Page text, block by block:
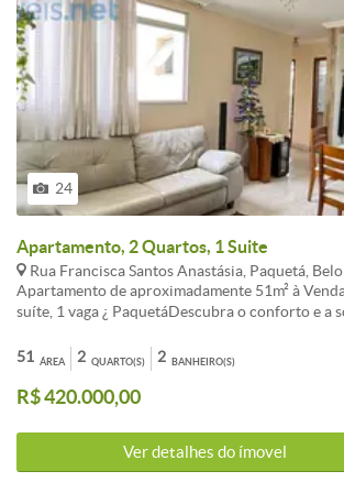
24
Apartamento, 2 Quartos, 1 Suite
Rua Francisca Santos Anastásia, Paquetá,
Apartamento de aproximadamente 51m² à
suíte, 1 vaga ¿ PaquetáDescubra o conforto e a
área total, este imóvel oferece espaços amplos,
qualidade e uma planta inteligente: 1 Sala
ambientes, com piso em porcelanato polido,
uma suíte com bancada em granito, armários e
blindex.Cozinha com piso em cerâmica, bancada
ÁREA
51 QUARTO(S)
2 BANHEIRO(S)
2
R$ 420.000,00
Ver detalhes do ímovel